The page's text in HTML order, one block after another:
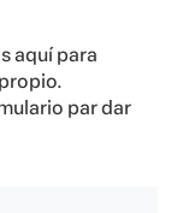
aquí para
par dar